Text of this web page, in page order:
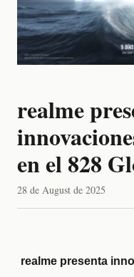
realme
en el 828
28 de August de 2025
realme presenta